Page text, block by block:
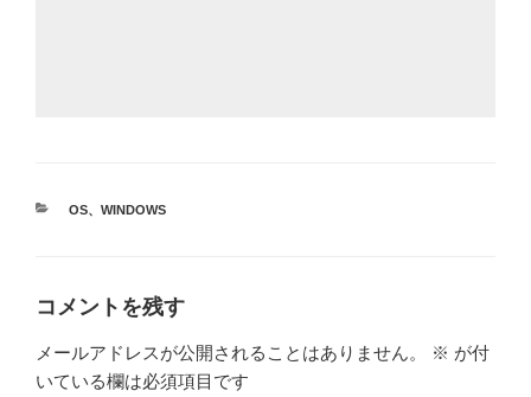
カ
OS、 WINDOWS
コメントを残す
メールアドレスが公開されることはありません。 ※ が付
いている欄は必須項目です